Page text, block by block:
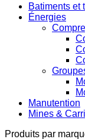
Batiments et
Énergies
Manutention
Mines &
Produits par